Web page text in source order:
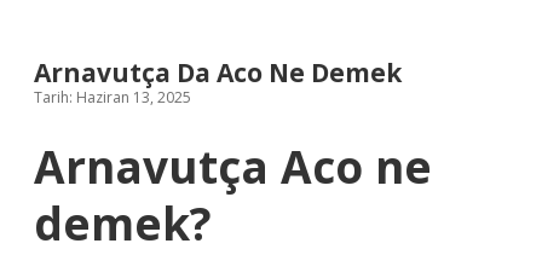
Arnavutça Da Aco Ne Demek
Tarih: Haziran 13, 2025
Arnavutça Aco ne
demek?